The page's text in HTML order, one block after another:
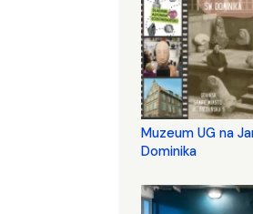
Muzeum UG na
Dominika